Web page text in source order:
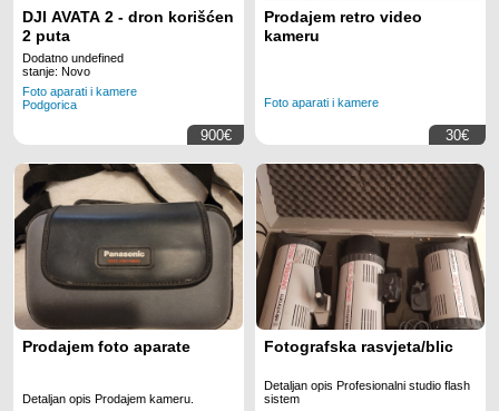
DJI AVATA 2 - dron korišćen
2 puta
Dodatno undefined
stanje: Novo
Foto aparati i kamere
Podgorica
900€
Prodajem retro video
kameru
Foto aparati i kamere
30€
Prodajem foto aparate
Detaljan opis Prodajem kameru.
Fotografska rasvjeta/blic
Detaljan opis Profesionalni studio flash
sistem